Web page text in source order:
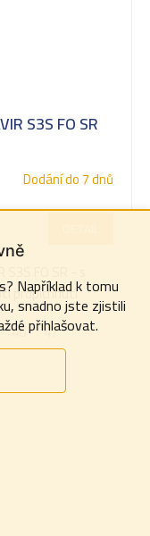
Například k tomu
snadno jste zjistili
přihlašovat.
S3S FO SR
Dodání do 7 dnů
propíchnutí
46 47